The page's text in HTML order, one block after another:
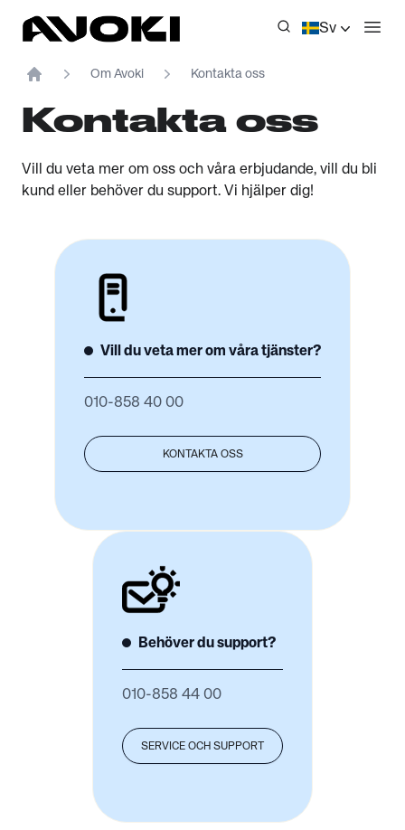
Avoki Sv
Om Avoki Kontakta oss
Kontakta oss
Vill du veta mer om oss och våra erbjudande, vill du bli
kund eller behöver du support. Vi hjälper dig!
Vill du veta mer om våra tjänster?
010-858 40 00
KONTAKTA OSS
Behöver du support?
010-858 44 00
SERVICE OCH SUPPORT